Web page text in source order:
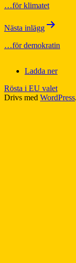
…för klimatet
Nästa inlägg
…för demokratin
Ladda ner
Rösta i EU valet
Drivs med WordPress.